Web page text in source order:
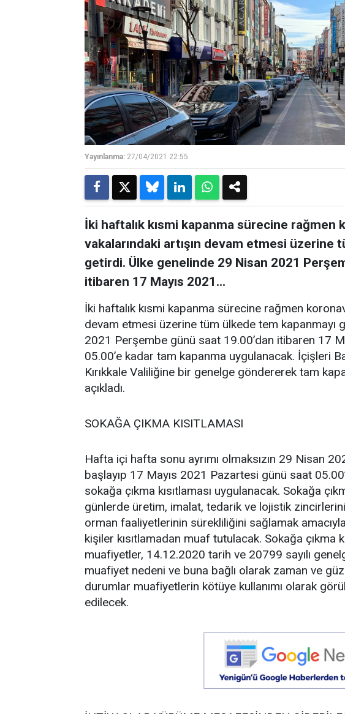
Yayınlanma: 27/04/2021 22:55
İki haftalık kısmi kapanma sürecine rağmen
vakalarındaki artışın devam etmesi üzerine
getirdi. Ülke genelinde 29 Nisan 2021
itibaren 17 Mayıs 2021...
İki haftalık kısmi kapanma sürecine rağmen
devam etmesi üzerine tüm ülkede tem kapanmayı
2021 Perşembe günü saat 19.00’dan itibaren 17
05.00’e kadar tam kapanma uygulanacak. İçişleri
Kırıkkale Valiliğine bir genelge göndererek tam
açıkladı.
SOKAĞA ÇIKMA KISITLAMASI
Hafta içi hafta sonu ayrımı olmaksızın 29 Nisan
başlayıp 17 Mayıs 2021 Pazartesi günü saat
sokağa çıkma kısıtlaması uygulanacak. Sokağa
günlerde üretim, imalat, tedarik ve lojistik
orman faaliyetlerinin sürekliliğini sağlamak
kişiler kısıtlamadan muaf tutulacak. Sokağa çıkma
muafiyetler, 14.12.2020 tarih ve 20799 sayılı
muafiyet nedeni ve buna bağlı olarak zaman ve
durumlar muafiyetlerin kötüye kullanımı olarak
edilecek.